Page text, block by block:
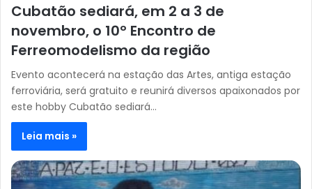
Cubatão sediará, em 2 a 3 de
novembro, o 10º Encontro de
Ferreomodelismo da região
Evento acontecerá na estação das Artes, antiga estação
ferroviária, será gratuito e reunirá diversos apaixonados por
este hobby Cubatão sediará…
Leia mais »